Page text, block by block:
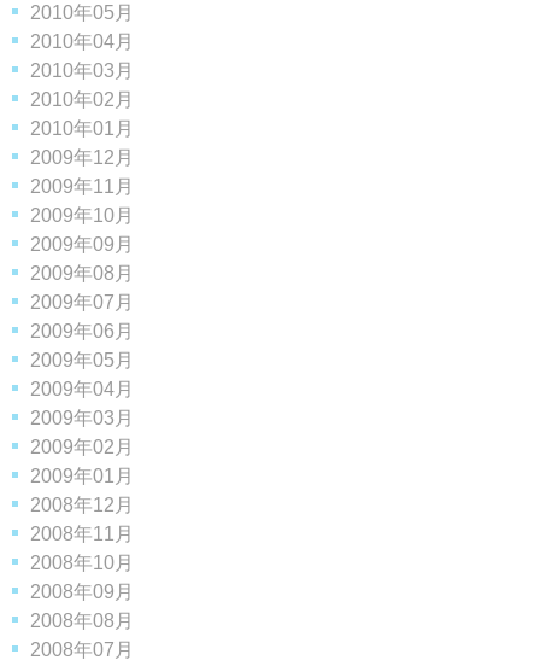
2010年05月
2010年04月
2010年03月
2010年02月
2010年01月
2009年12月
2009年11月
2009年10月
2009年09月
2009年08月
2009年07月
2009年06月
2009年05月
2009年04月
2009年03月
2009年02月
2009年01月
2008年12月
2008年11月
2008年10月
2008年09月
2008年08月
2008年07月